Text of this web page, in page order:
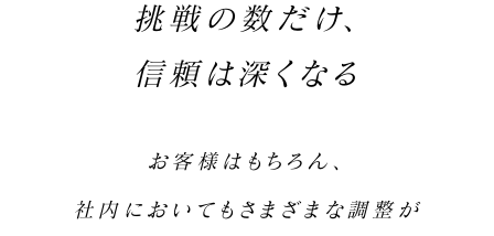
挑戦の数だけ、
信頼は深くなる
お客様はもちろん、
社内においてもさまざまな調整が